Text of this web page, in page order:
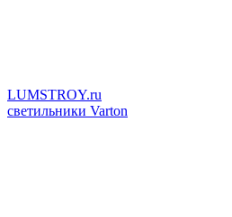
LUMSTROY.ru
светильники Varton